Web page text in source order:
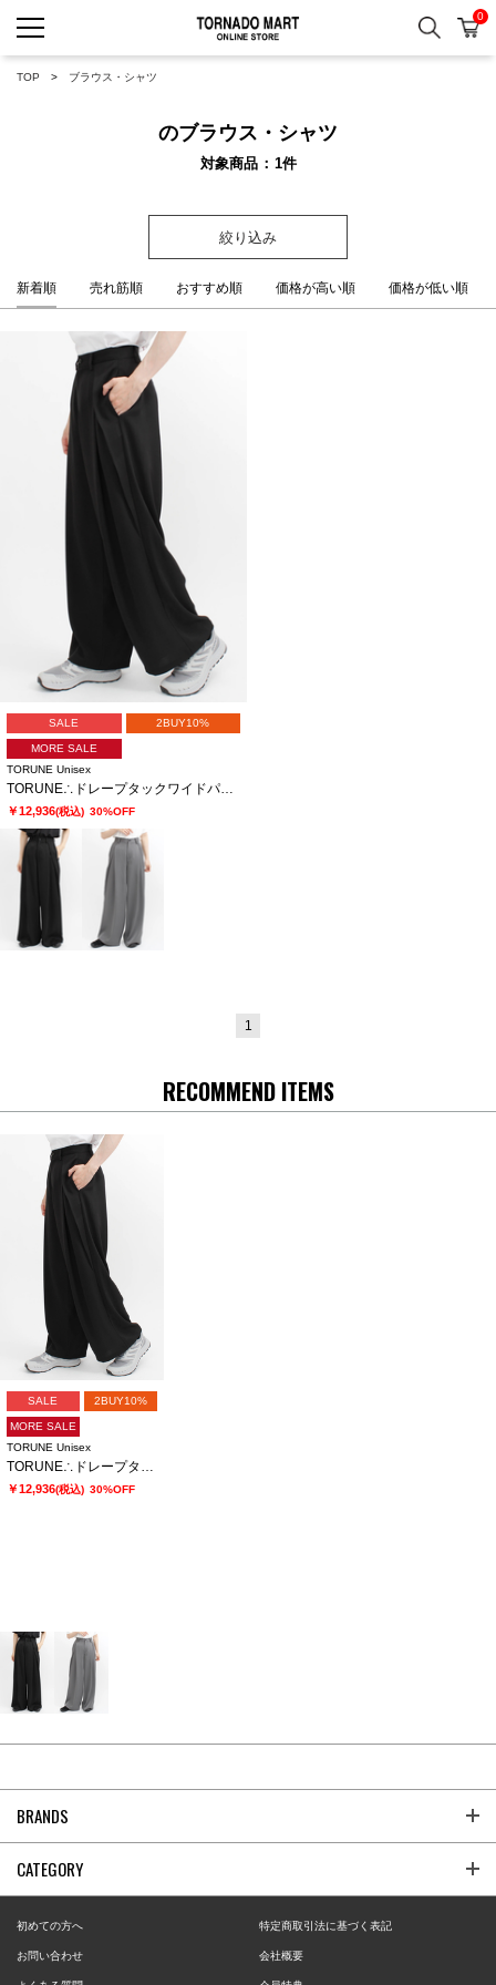
検索 カ
0
TOP ブラウス・シャツ
のブラウス・シャツ
対象商品 1件
絞り込み
新着順 売れ筋順 おすすめ順 価格が高い順 価格が低い順
SALE 2BUY10%
MORE SALE
TORUNE Unisex
TORUNE∴ドレープタックワイドパンツ
￥12,936(税込) 30%OFF
1
RECOMMEND ITEMS
SALE 2BUY10%
MORE SALE
TORUNE Unisex
TORUNE∴ドレープタックワイドパンツ
￥12,936(税込) 30%OFF
BRANDS
CATEGORY
初めての方へ 特定商取引法に基づく表記
お問い合わせ 会社概要